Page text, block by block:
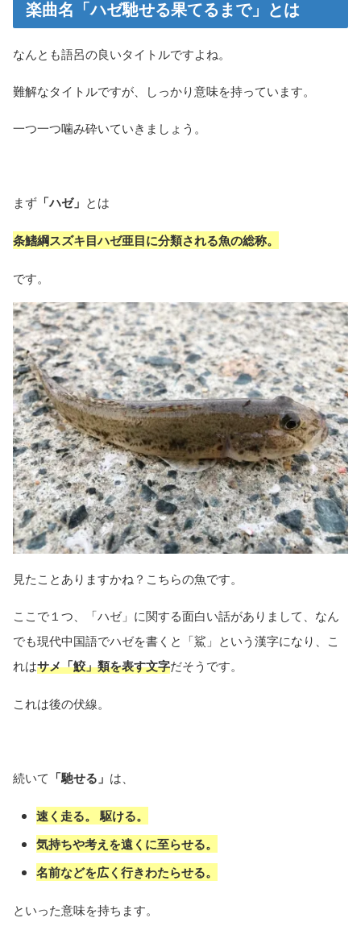
楽曲名「ハゼ馳せる果てるまで」とは
なんとも語呂の良いタイトルですよね。
難解なタイトルですが、しっかり意味を持っています。
一つ一つ噛み砕いていきましょう。
まず 「ハゼ」 とは
条鰭綱スズキ目ハゼ亜目に分類される魚の総称。
です。
見たことありますかね？こちらの魚です。
ここで１つ、「ハゼ」に関する面白い話がありまして、なん
でも現代中国語でハゼを書くと「鯊」という漢字になり、こ
れはサメ「鮫」類を表す文字だそうです。
これは後の伏線。
続いて 「馳せる」 は、
速く走る。 駆ける。
気持ちや考えを遠くに至らせる。
名前などを広く行きわたらせる。
といった意味を持ちます。